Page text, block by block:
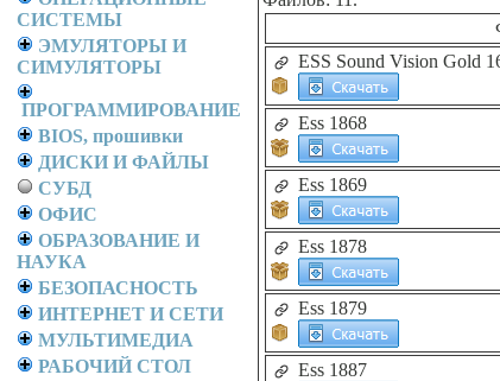
СИСТЕМЫ
ЭМУЛЯТОРЫ И
СИМУЛЯТОРЫ
ПРОГРАММИРОВАНИЕ
BIOS, прошивки
ДИСКИ И ФАЙЛЫ
СУБД
ОФИС
ОБРАЗОВАНИЕ И
НАУКА
БЕЗОПАСНОСТЬ
ИНТЕРНЕТ И СЕТИ
МУЛЬТИМЕДИА
РАБОЧИЙ СТОЛ
ESS Sound Vision Gold
Ess 1868
Ess 1869
Ess 1878
Ess 1879
Ess 1887